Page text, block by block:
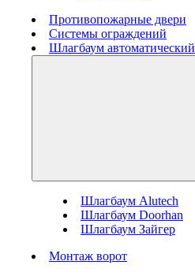
Противопожарные двери
Системы ограждений
Шлагбаум автоматический
Шлагбаум Alutech
Шлагбаум Doorhan
Шлагбаум Зайгер
Монтаж ворот